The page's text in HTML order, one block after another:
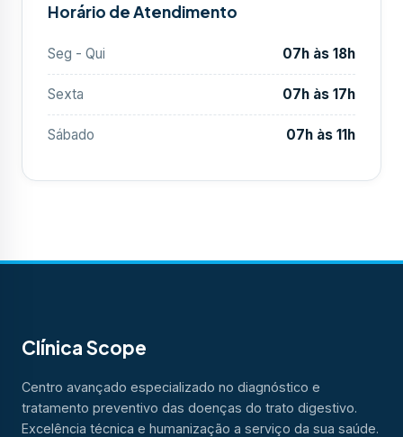
Horário de Atendimento
Seg - Qui 07h às 18h
Sexta 07h às 17h
Sábado 07h às 11h
Clínica Scope
Centro avançado especializado no diagnóstico e
tratamento preventivo das doenças do trato digestivo.
Excelência técnica e humanização a serviço da sua saúde.